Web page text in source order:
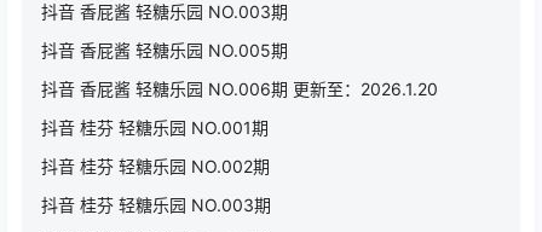
抖音 香屁酱 轻糖乐园 NO.003期
抖音 香屁酱 轻糖乐园 NO.005期
抖音 香屁酱 轻糖乐园 NO.006期 更新至：2026.1.20
抖音 桂芬 轻糖乐园 NO.001期
抖音 桂芬 轻糖乐园 NO.002期
抖音 桂芬 轻糖乐园 NO.003期